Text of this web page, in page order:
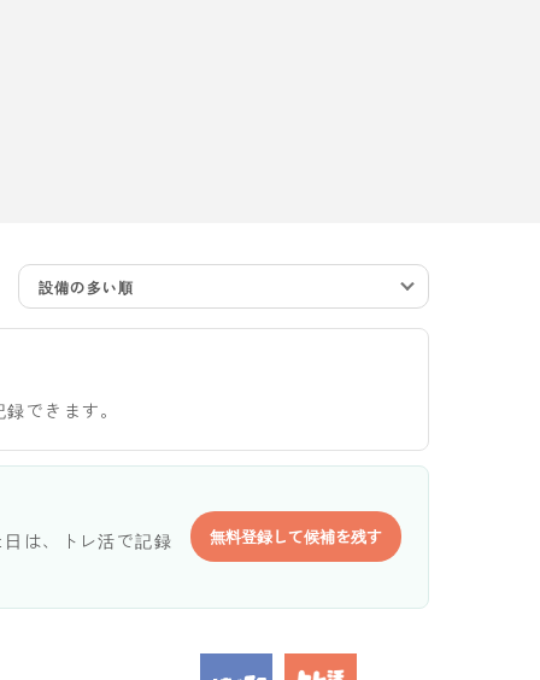
設備の多い順
できます。
は、トレ活で記録 無料登録して候補を残す